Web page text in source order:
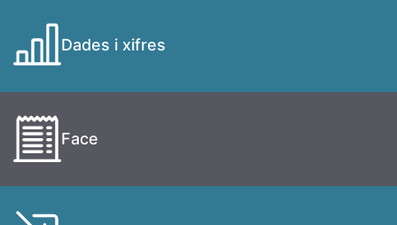
Dades i xifres
Face